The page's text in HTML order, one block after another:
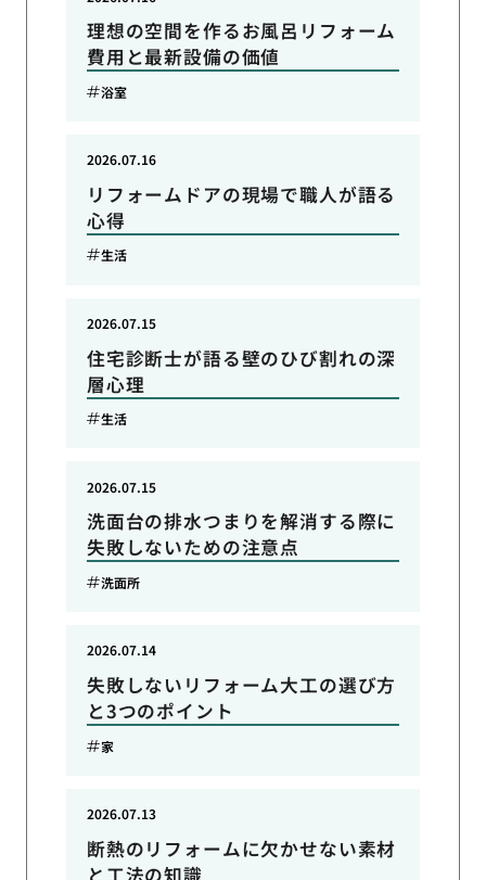
理想の空間を作るお風呂リフォーム
費用と最新設備の価値
浴室
リフォームドアの現場で職人が語る
心得
2026.07.16
生活
住宅診断士が語る壁のひび割れの深
層心理
2026.07.15
生活
洗面台の排水つまりを解消する際に
失敗しないための注意点
2026.07.15
洗面所
失敗しないリフォーム大工の選び方
と3つのポイント
2026.07.14
家
断熱のリフォームに欠かせない素材
と工法の知識
2026.07.13